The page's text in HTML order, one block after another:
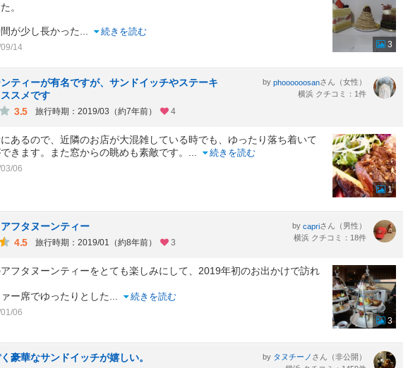
。
が少し長かった 続きを読む
14 3
ティーが有名ですが、サンドイッチやステーキ
スメです
3.5
旅行時期：2019/03（約7年前） 4
by phoooooosanさん（女性）
横浜 クチコミ：1件
あるので、近隣のお店が大混雑している時でも、ゆったり落ち着いて
きます。また窓からの眺めも素敵です。
続きを読む
06
1
フタヌーンティー
4.5
旅行時期：2019/01（約8年前） 3
by capriさん（男性）
横浜 クチコミ：18件
フタヌーンティーをとても楽しみにして、2019年初のお出かけで訪れ
ー席でゆったりとした
続きを読む
06
3
豪華なサンドイッチが嬉しい。
by タヌチーノ さん（非公開）